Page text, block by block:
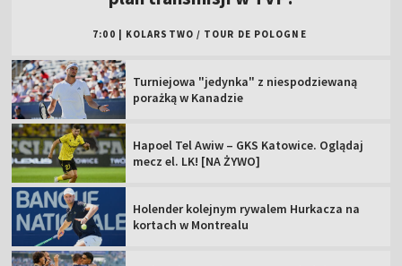
7:00 KOLARSTWO / TOUR DE POLOGNE
Turniejowa "jedynka" z niespodziewaną
porażką w Kanadzie
Hapoel Tel Awiw – GKS Katowice. Oglądaj
mecz el. LK! [NA ŻYWO]
Holender kolejnym rywalem Hurkacza na
kortach w Montrealu